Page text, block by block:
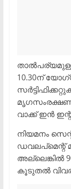
10.30ന്
മൃഗസംരക്ഷണ
വാക്ക് ഇന്‍
നിയമനം
ഡവലപ്‌മെന്റ്
അല്ലെങ്കില്‍
കൂടുതല്‍